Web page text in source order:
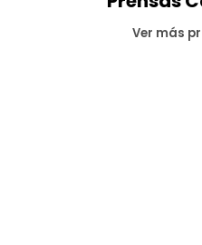
Ver más